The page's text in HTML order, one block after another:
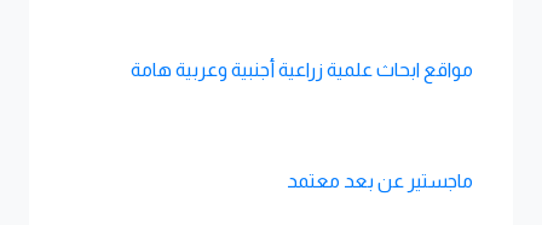
مواقع ابحاث علمية زراعية أجنبية وعربية هامة
ماجستير عن بعد معتمد